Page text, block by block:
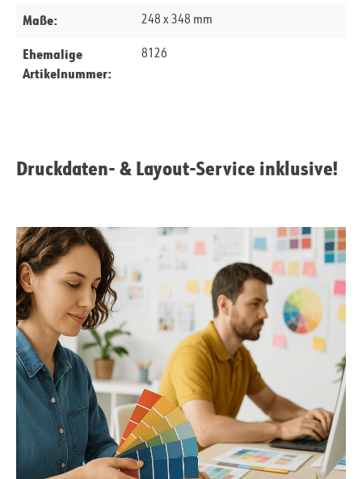
Maße: 248 x 348 mm
Ehemalige
Artikelnummer:
8126
Druckdaten- & Layout-Service inklusive!